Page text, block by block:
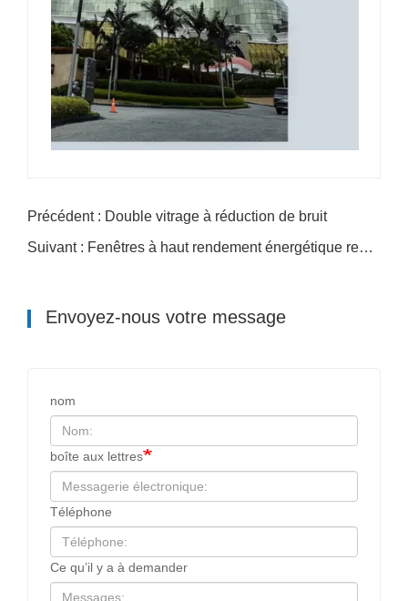
Précédent : Double vitrage à réduction de bruit
Suivant : Fenêtres à haut rendement énergétique remplies d'argon
Envoyez-nous votre message
nom
boîte aux lettres
Téléphone
Ce qu’il y a à demander